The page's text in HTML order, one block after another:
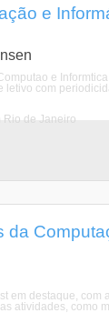
e
e
letivo com
Rio de Janeiro
da
em destaque,
atividades, como